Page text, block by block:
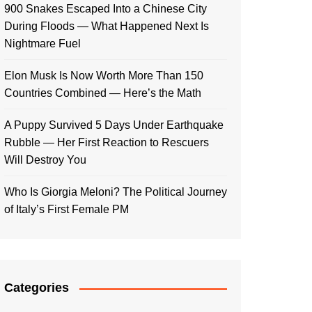
900 Snakes Escaped Into a Chinese City
During Floods — What Happened Next Is
Nightmare Fuel
Elon Musk Is Now Worth More Than 150
Countries Combined — Here’s the Math
A Puppy Survived 5 Days Under Earthquake
Rubble — Her First Reaction to Rescuers
Will Destroy You
Who Is Giorgia Meloni? The Political Journey
of Italy’s First Female PM
Categories